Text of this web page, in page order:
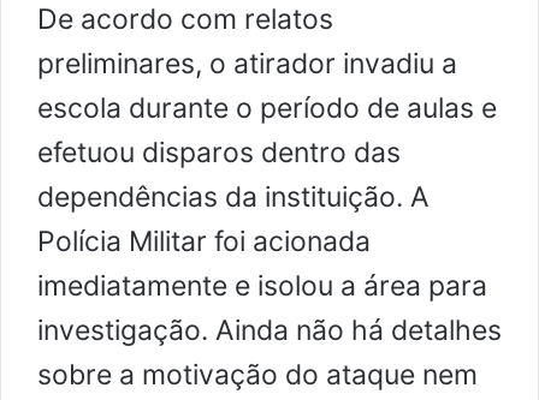
De acordo com relatos
preliminares, o atirador invadiu a
escola durante o período de aulas e
efetuou disparos dentro das
dependências da instituição. A
Polícia Militar foi acionada
imediatamente e isolou a área para
investigação. Ainda não há detalhes
sobre a motivação do ataque nem